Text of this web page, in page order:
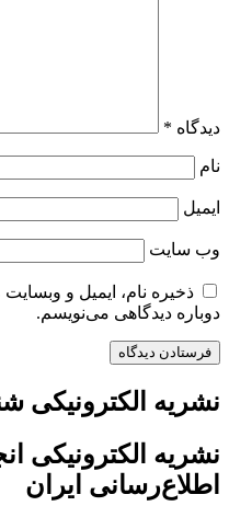
دیدگاه *
نام
ایمیل
وب‌ سایت
ذخیره نام، ایمیل و
دوباره دیدگاهی می‌نویسم.
نشریه الکترونیکی
نشریه الکترونیکی
اطلاع‌رسانی ایران